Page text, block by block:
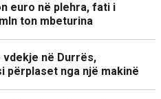
euro në plehra, fati i
ton mbeturina
vdekje në Durrës,
përplaset nga një makinë